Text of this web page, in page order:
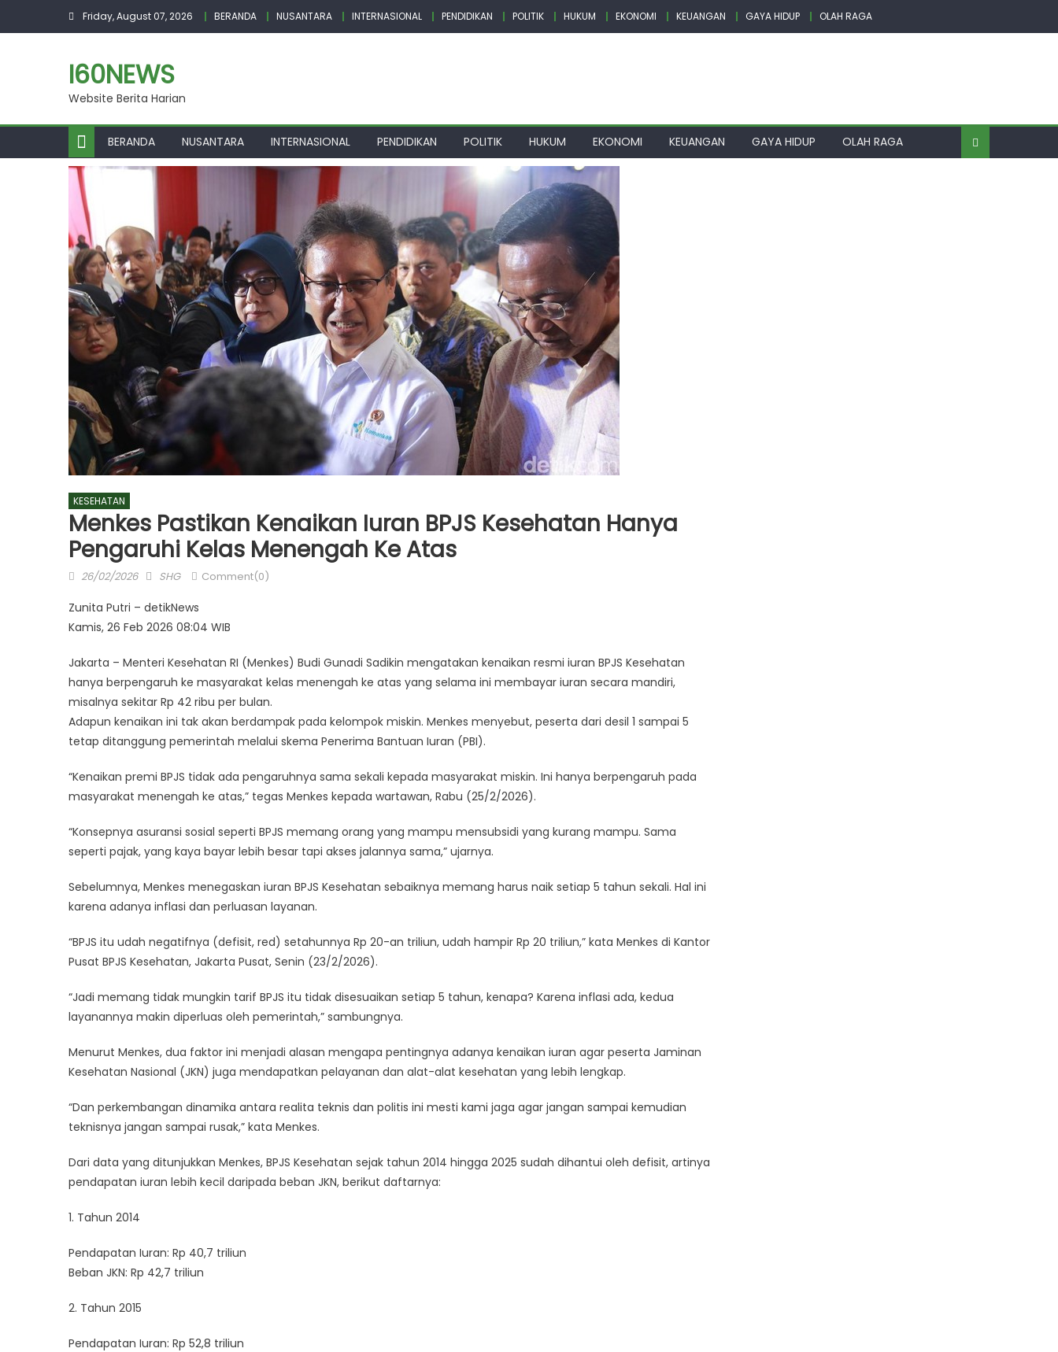
Friday, August 07, 2026 BERANDA NUSANTARA INTERNASIONAL PENDIDIKAN POLITIK HUKUM EKONOMI KEUANGAN GAYA HIDUP OLAH RAGA
I60NEWS
Website Berita Harian
BERANDA NUSANTARA INTERNASIONAL PENDIDIKAN POLITIK HUKUM EKONOMI KEUANGAN GAYA HIDUP OLAH RAGA
KESEHATAN
Menkes Pastikan Kenaikan Iuran BPJS Kesehatan Hanya
Pengaruhi Kelas Menengah Ke Atas
Posted
26/02/2026 Author
SHG Comment(0)
Zunita Putri – detikNews
Kamis, 26 Feb 2026 08:04 WIB
Jakarta – Menteri Kesehatan RI (Menkes) Budi Gunadi Sadikin mengatakan kenaikan resmi iuran BPJS Kesehatan
hanya berpengaruh ke masyarakat kelas menengah ke atas yang selama ini membayar iuran secara mandiri,
misalnya sekitar Rp 42 ribu per bulan.
Adapun kenaikan ini tak akan berdampak pada kelompok miskin. Menkes menyebut, peserta dari desil 1 sampai 5
tetap ditanggung pemerintah melalui skema Penerima Bantuan Iuran (PBI).
“Kenaikan premi BPJS tidak ada pengaruhnya sama sekali kepada masyarakat miskin. Ini hanya berpengaruh pada
masyarakat menengah ke atas,” tegas Menkes kepada wartawan, Rabu (25/2/2026).
“Konsepnya asuransi sosial seperti BPJS memang orang yang mampu mensubsidi yang kurang mampu. Sama
seperti pajak, yang kaya bayar lebih besar tapi akses jalannya sama,” ujarnya.
Sebelumnya, Menkes menegaskan iuran BPJS Kesehatan sebaiknya memang harus naik setiap 5 tahun sekali. Hal ini
karena adanya inflasi dan perluasan layanan.
“BPJS itu udah negatifnya (defisit, red) setahunnya Rp 20-an triliun, udah hampir Rp 20 triliun,” kata Menkes di Kantor
Pusat BPJS Kesehatan, Jakarta Pusat, Senin (23/2/2026).
“Jadi memang tidak mungkin tarif BPJS itu tidak disesuaikan setiap 5 tahun, kenapa? Karena inflasi ada, kedua
layanannya makin diperluas oleh pemerintah,” sambungnya.
Menurut Menkes, dua faktor ini menjadi alasan mengapa pentingnya adanya kenaikan iuran agar peserta Jaminan
Kesehatan Nasional (JKN) juga mendapatkan pelayanan dan alat-alat kesehatan yang lebih lengkap.
“Dan perkembangan dinamika antara realita teknis dan politis ini mesti kami jaga agar jangan sampai kemudian
teknisnya jangan sampai rusak,” kata Menkes.
Dari data yang ditunjukkan Menkes, BPJS Kesehatan sejak tahun 2014 hingga 2025 sudah dihantui oleh defisit, artinya
pendapatan iuran lebih kecil daripada beban JKN, berikut daftarnya:
1. Tahun 2014
Pendapatan Iuran: Rp 40,7 triliun
Beban JKN: Rp 42,7 triliun
2. Tahun 2015
Pendapatan Iuran: Rp 52,8 triliun